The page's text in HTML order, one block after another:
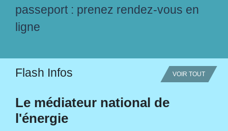
passeport : prenez rendez-vous en
ligne
Flash Infos VOIR TOUT
Le médiateur national de
l'énergie